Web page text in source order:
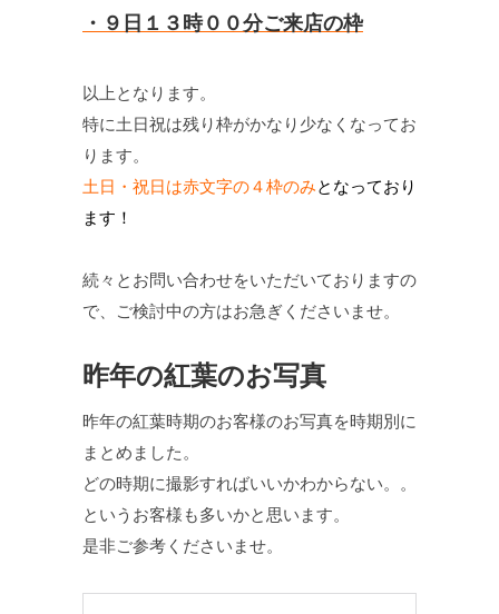
・９ 日 １３時００分ご来店の枠
以上となります。
特に土日祝は残り枠がかなり少なくなってお
ります。
土日・祝日は赤文字の４枠のみとなっており
ます！
続々とお問い合わせをいただいておりますの
で、ご検討中の方はお急ぎくださいませ。
昨年の紅葉のお写真
昨年の紅葉時期のお客様のお写真を時期別に
まとめました。
どの時期に撮影すればいいかわからない。。
というお客様も多いかと思います。
是非ご参考くださいませ。